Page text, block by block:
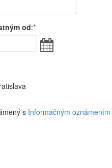
od:*
s Informačným oznámením